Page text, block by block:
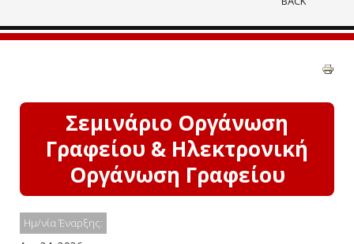
Σεμινάριο Οργάνωση
Γραφείου & Ηλεκτρονική
Οργάνωση Γραφείου
Ημ/νία Έναρξης: